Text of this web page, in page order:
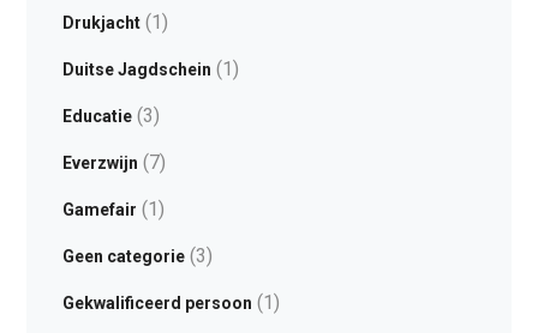
Drukjacht(1)
Duitse Jagdschein (1)
Educatie(3)
Everzwijn (7)
Gamefair (1)
Geen categorie(3)
Gekwalificeerd persoon (1)